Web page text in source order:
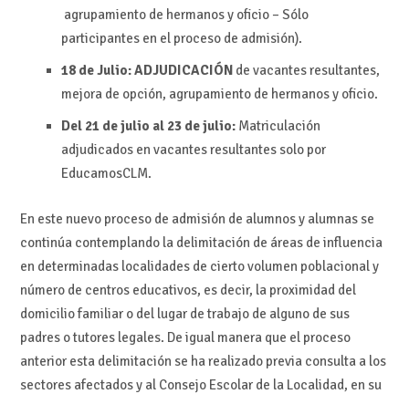
agrupamiento de hermanos y oficio – Sólo
participantes en el proceso de admisión).
18 de Julio:ADJUDICACIÓN de vacantes resultantes,
mejora de opción, agrupamiento de hermanos y oficio.
Del 21 de julio al 23 de julio: Matriculación
adjudicados en vacantes resultantes solo por
EducamosCLM.
En este nuevo proceso de admisión de alumnos y alumnas se
continúa contemplando la delimitación de áreas de influencia
en determinadas localidades de cierto volumen poblacional y
número de centros educativos, es decir, la proximidad del
domicilio familiar o del lugar de trabajo de alguno de sus
padres o tutores legales. De igual manera que el proceso
anterior esta delimitación se ha realizado previa consulta a los
sectores afectados y al Consejo Escolar de la Localidad, en su